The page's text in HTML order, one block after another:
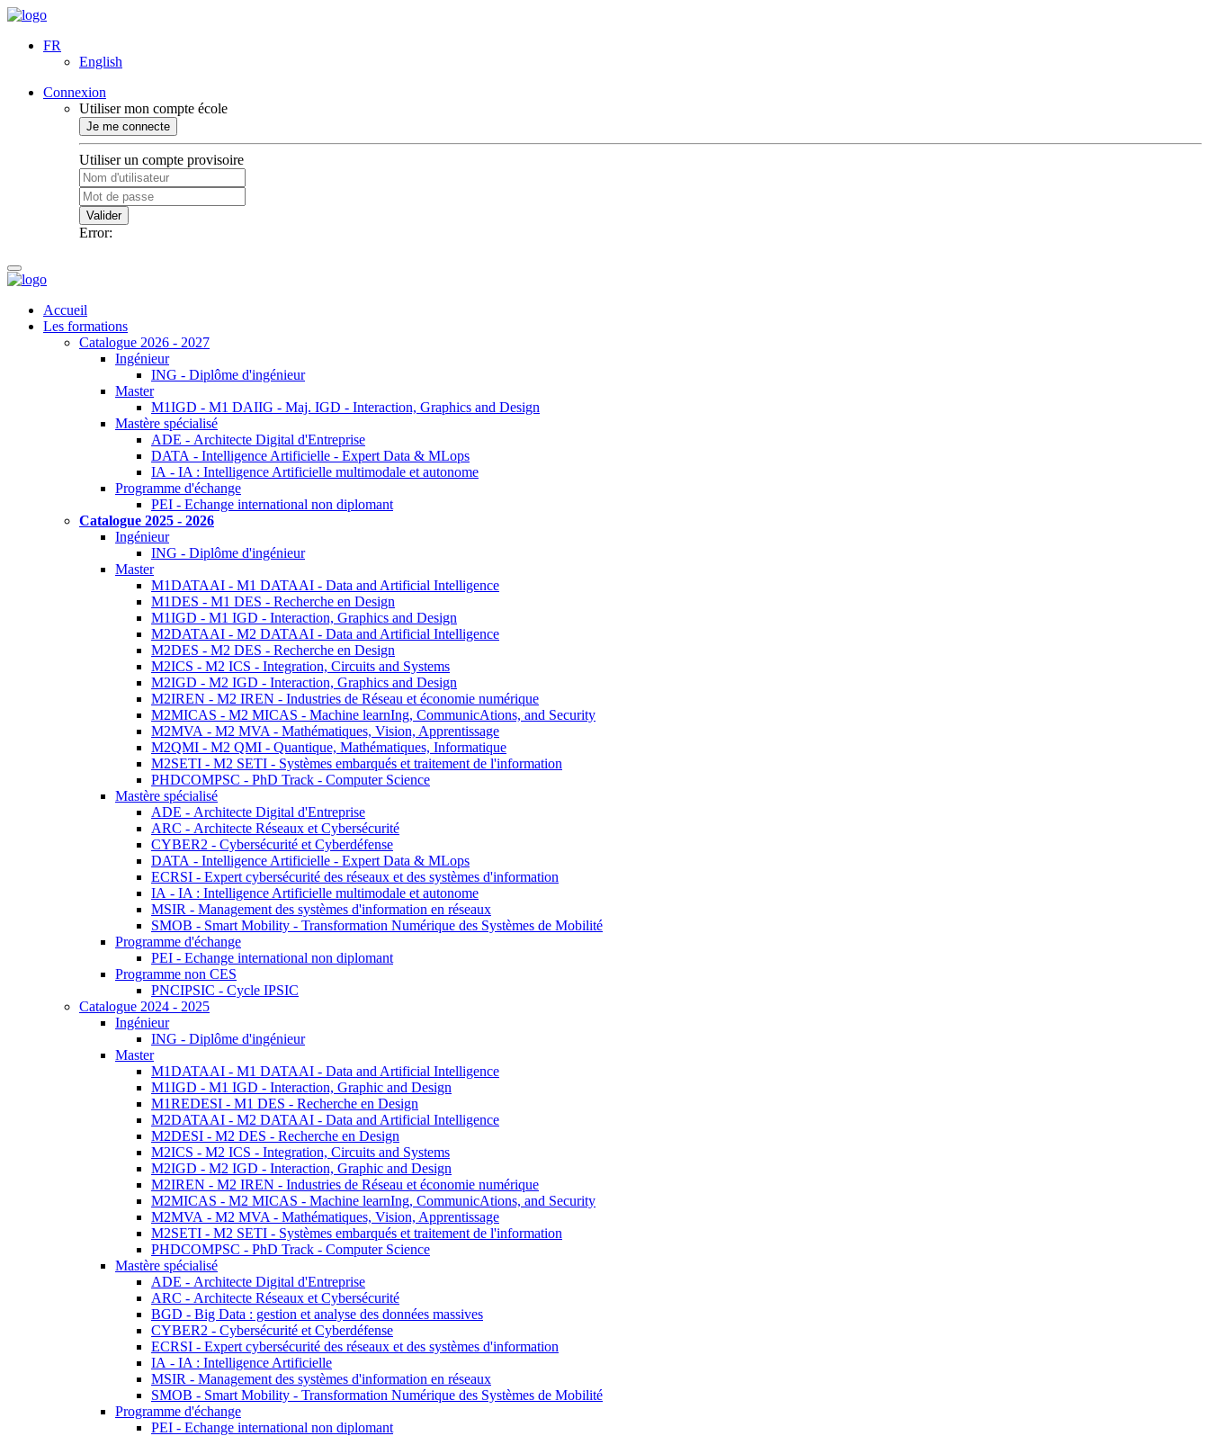
FR
English
Connexion
Utiliser mon compte école
Je me connecte
Utiliser un compte provisoire
Valider
Error:
Accueil
Les formations
Catalogue 2026 - 2027
Ingénieur
ING - Diplôme d'ingénieur
Master
M1IGD - M1 DAIIG - Maj. IGD - Interaction, Graphics and Design
Mastère spécialisé
ADE - Architecte Digital d'Entreprise
DATA - Intelligence Artificielle - Expert Data & MLops
IA - IA : Intelligence Artificielle multimodale et autonome
Programme d'échange
PEI - Echange international non diplomant
Catalogue 2025 - 2026
Ingénieur
ING - Diplôme d'ingénieur
Master
M1DATAAI - M1 DATAAI - Data and Artificial Intelligence
M1DES - M1 DES - Recherche en Design
M1IGD - M1 IGD - Interaction, Graphics and Design
M2DATAAI - M2 DATAAI - Data and Artificial Intelligence
M2DES - M2 DES - Recherche en Design
M2ICS - M2 ICS - Integration, Circuits and Systems
M2IGD - M2 IGD - Interaction, Graphics and Design
M2IREN - M2 IREN - Industries de Réseau et économie numérique
M2MICAS - M2 MICAS - Machine learnIng, CommunicAtions, and Security
M2MVA - M2 MVA - Mathématiques, Vision, Apprentissage
M2QMI - M2 QMI - Quantique, Mathématiques, Informatique
M2SETI - M2 SETI - Systèmes embarqués et traitement de l'information
PHDCOMPSC - PhD Track - Computer Science
Mastère spécialisé
ADE - Architecte Digital d'Entreprise
ARC - Architecte Réseaux et Cybersécurité
CYBER2 - Cybersécurité et Cyberdéfense
DATA - Intelligence Artificielle - Expert Data & MLops
ECRSI - Expert cybersécurité des réseaux et des systèmes d'information
IA - IA : Intelligence Artificielle multimodale et autonome
MSIR - Management des systèmes d'information en réseaux
SMOB - Smart Mobility - Transformation Numérique des Systèmes de Mobilité
Programme d'échange
PEI - Echange international non diplomant
Programme non CES
PNCIPSIC - Cycle IPSIC
Catalogue 2024 - 2025
Ingénieur
ING - Diplôme d'ingénieur
Master
M1DATAAI - M1 DATAAI - Data and Artificial Intelligence
M1IGD - M1 IGD - Interaction, Graphic and Design
M1REDESI - M1 DES - Recherche en Design
M2DATAAI - M2 DATAAI - Data and Artificial Intelligence
M2DESI - M2 DES - Recherche en Design
M2ICS - M2 ICS - Integration, Circuits and Systems
M2IGD - M2 IGD - Interaction, Graphic and Design
M2IREN - M2 IREN - Industries de Réseau et économie numérique
M2MICAS - M2 MICAS - Machine learnIng, CommunicAtions, and Security
M2MVA - M2 MVA - Mathématiques, Vision, Apprentissage
M2SETI - M2 SETI - Systèmes embarqués et traitement de l'information
PHDCOMPSC - PhD Track - Computer Science
Mastère spécialisé
ADE - Architecte Digital d'Entreprise
ARC - Architecte Réseaux et Cybersécurité
BGD - Big Data : gestion et analyse des données massives
CYBER2 - Cybersécurité et Cyberdéfense
ECRSI - Expert cybersécurité des réseaux et des systèmes d'information
IA - IA : Intelligence Artificielle
MSIR - Management des systèmes d'information en réseaux
SMOB - Smart Mobility - Transformation Numérique des Systèmes de Mobilité
Programme d'échange
PEI - Echange international non diplomant